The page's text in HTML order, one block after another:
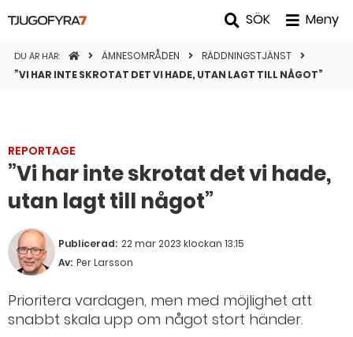
SÖK Meny
DU ÄR HÄR: STARTSIDANÄMNESOMRÅDEN
RÄDDNINGSTJÄNST
”VI HAR INTE SKROTAT DET VI HADE, UTAN LAGT TILL NÅGOT”
REPORTAGE
”Vi har inte skrotat det vi hade,
utan lagt till något”
Publicerad: 22 mar 2023 klockan 13:15
Av: Per Larsson
Prioritera vardagen, men med möjlighet att
snabbt skala upp om något stort händer.